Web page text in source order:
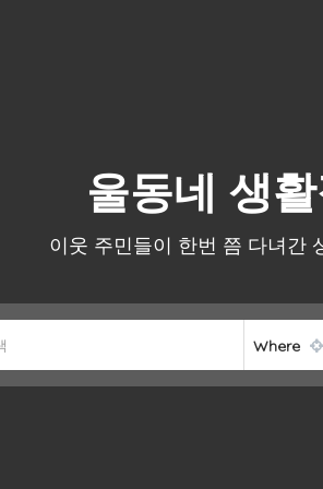
울동네 생
이웃 주민들이 한번 쯤 다녀간
Where